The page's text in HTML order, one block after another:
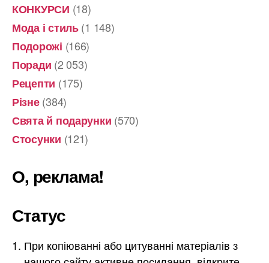
КОНКУРСИ (18)
Мода і стиль(1 148)
Подорожі (166)
Поради (2 053)
Рецепти (175)
Різне(384)
Свята й подарунки (570)
Стосунки (121)
О, реклама!
Статус
При копіюванні або цитуванні матеріалів з